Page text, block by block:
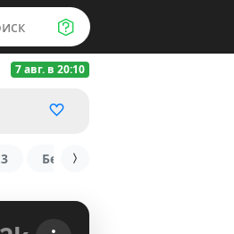
7 авг. в 20:10
БедВарс